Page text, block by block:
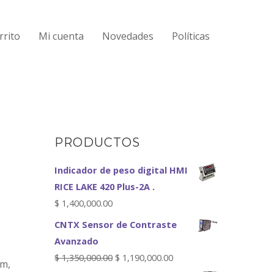
Mi cuenta Novedades Políticas
PRODUCTOS
Indicador de peso digital HMI
RICE LAKE 420 Plus-2A .
$ 1,400,000.00
CNTX Sensor de Contraste
Avanzado
$1,350,000.00 $ 1,190,000.00